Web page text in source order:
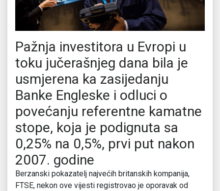
Pažnja investitora u Evropi u
toku jučerašnjeg dana bila je
usmјerena ka zasijedanju
Banke Engleske i odluci o
povećanju referentne kamatne
stope, koja je podignuta sa
0,25% na 0,5%, prvi put nakon
2007. godine
Berzanski pokazatelj najvećih britanskih kompanija,
FTSE, nekon ove vijesti registrovao je oporavak od